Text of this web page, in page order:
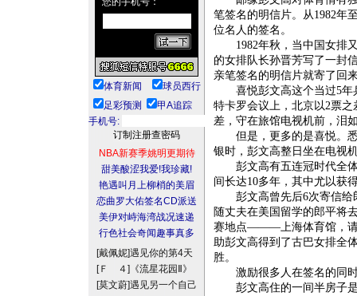
体育新闻
球员西行
足彩预测
甲A追踪
手机号:
NBA新赛季姚明更期待
甜美酸涩我爱!我珍藏!
艳遇叫月上柳梢的美眉
恋曲罗大佑签名CD派送
美伊对峙海湾战况速递
行色社会奇闻趣事真多
[戴佩妮]遇见你的第4天
[Ｆ ４] 《流星花园Ⅱ》
[莫文蔚]遇见另一个自己
笔签名的明信片。从1982年
位名人的签名。
1982年秋，当中国女排又
的女排队长孙晋芳写了一封
亲笔签名的明信片就寄了回
喜悦彭文高这个当过5年兵
特卡罗会议上，北京以2票
差，守在旅馆电视机前，泪
但是，更多的是喜悦。悉
银时，彭文高整日坐在电视
彭文高有五连冠时代全体
间长达10多年，其中尤以获
彭文高曾先后6次寄信给郎
随丈夫在美国留学的郎平将
赛地点———上海体育馆，请
助彭文高得到了古巴女排全
胜。
激励很多人在签名的同时
彭文高住的一间半房子是